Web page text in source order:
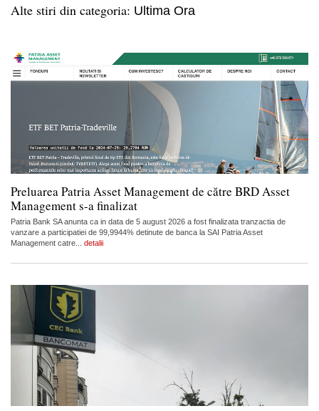
Alte stiri din categoria: Ultima Ora
Preluarea Patria Asset Management de către BRD Asset
Management s-a finalizat
Patria Bank SA anunta ca in data de 5 august 2026 a fost finalizata tranzactia de
vanzare a participatiei de 99,9944% detinute de banca la SAI Patria Asset
Management catre... detalii